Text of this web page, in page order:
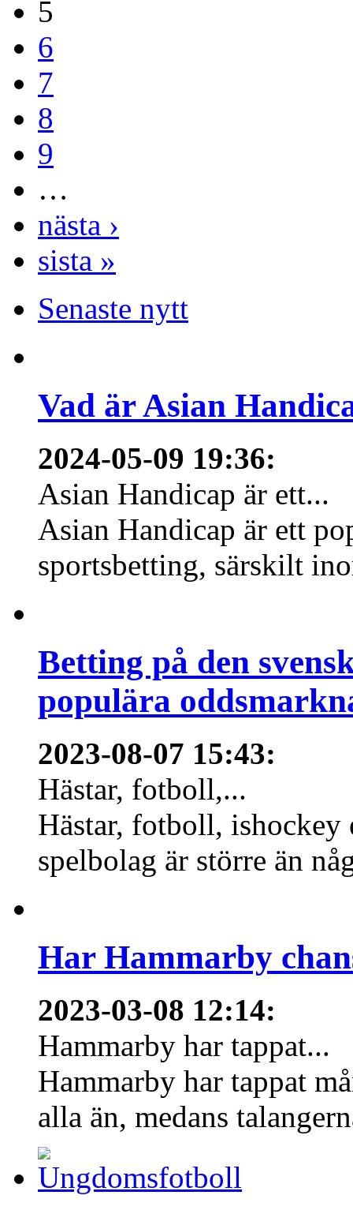
5
6
7
8
9
…
nästa ›
sista »
Senaste nytt
Vad är Asian
2024-05-09 19:36:
Asian Handicap är ett...
Asian Handicap är ett
sportsbetting, särskilt
Betting på den
populära
2023-08-07 15:43:
Hästar, fotboll,...
Hästar, fotboll,
spelbolag är större än
Har Hammarby
2023-03-08 12:14:
Hammarby har tappat...
Hammarby har tappat
alla än, medans